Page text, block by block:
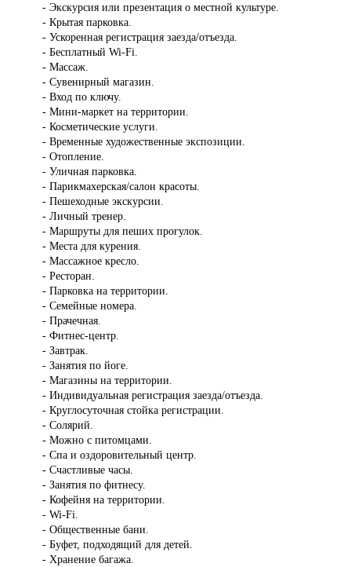
- Экскурсия или презентация о местной культуре.
- Крытая парковка.
- Ускоренная регистрация заезда/отъезда.
- Бесплатный Wi-Fi.
- Массаж.
- Сувенирный магазин.
- Вход по ключу.
- Мини-маркет на территории.
- Косметические услуги.
- Временные художественные экспозиции.
- Отопление.
- Уличная парковка.
- Парикмахерская/салон красоты.
- Пешеходные экскурсии.
- Личный тренер.
- Маршруты для пеших прогулок.
- Места для курения.
- Массажное кресло.
- Ресторан.
- Парковка на территории.
- Семейные номера.
- Прачечная.
- Фитнес-центр.
- Завтрак.
- Занятия по йоге.
- Магазины на территории.
- Индивидуальная регистрация заезда/отъезда.
- Круглосуточная стойка регистрации.
- Солярий.
- Можно с питомцами.
- Спа и оздоровительный центр.
- Счастливые часы.
- Занятия по фитнесу.
- Кофейня на территории.
- Wi-Fi.
- Общественные бани.
- Буфет, подходящий для детей.
- Хранение багажа.